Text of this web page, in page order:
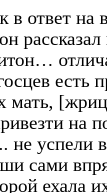
в ответ на
есть
мать,
на
не успели
сами
ехала